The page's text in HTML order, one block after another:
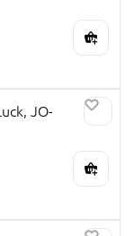
JO-